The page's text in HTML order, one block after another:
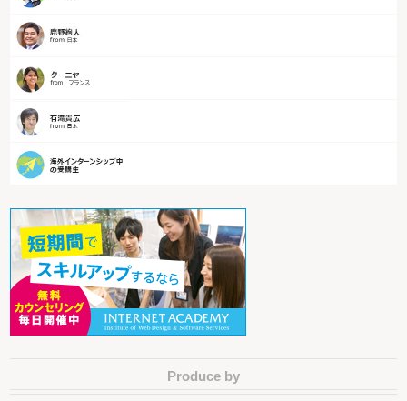
Produce by